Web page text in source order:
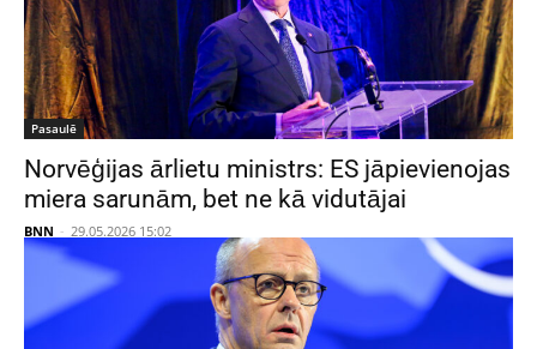
Pasaulē
Norvēģijas ārlietu ministrs: ES jāpievienojas
miera sarunām, bet ne kā vidutājai
BNN - 29.05.2026 15:02